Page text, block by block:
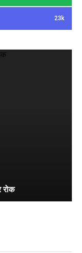
23k
रोक